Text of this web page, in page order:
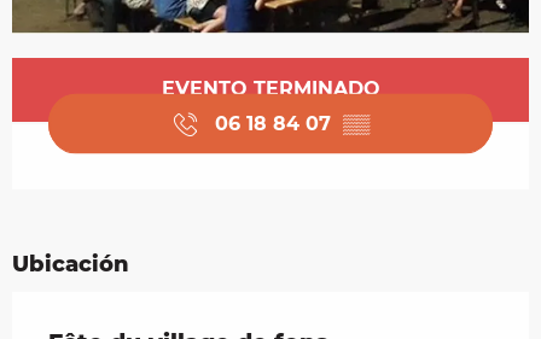
Horarios y datos de contacto
EVENTO TERMINADO
06 18 84 07 ▒▒
Ubicación